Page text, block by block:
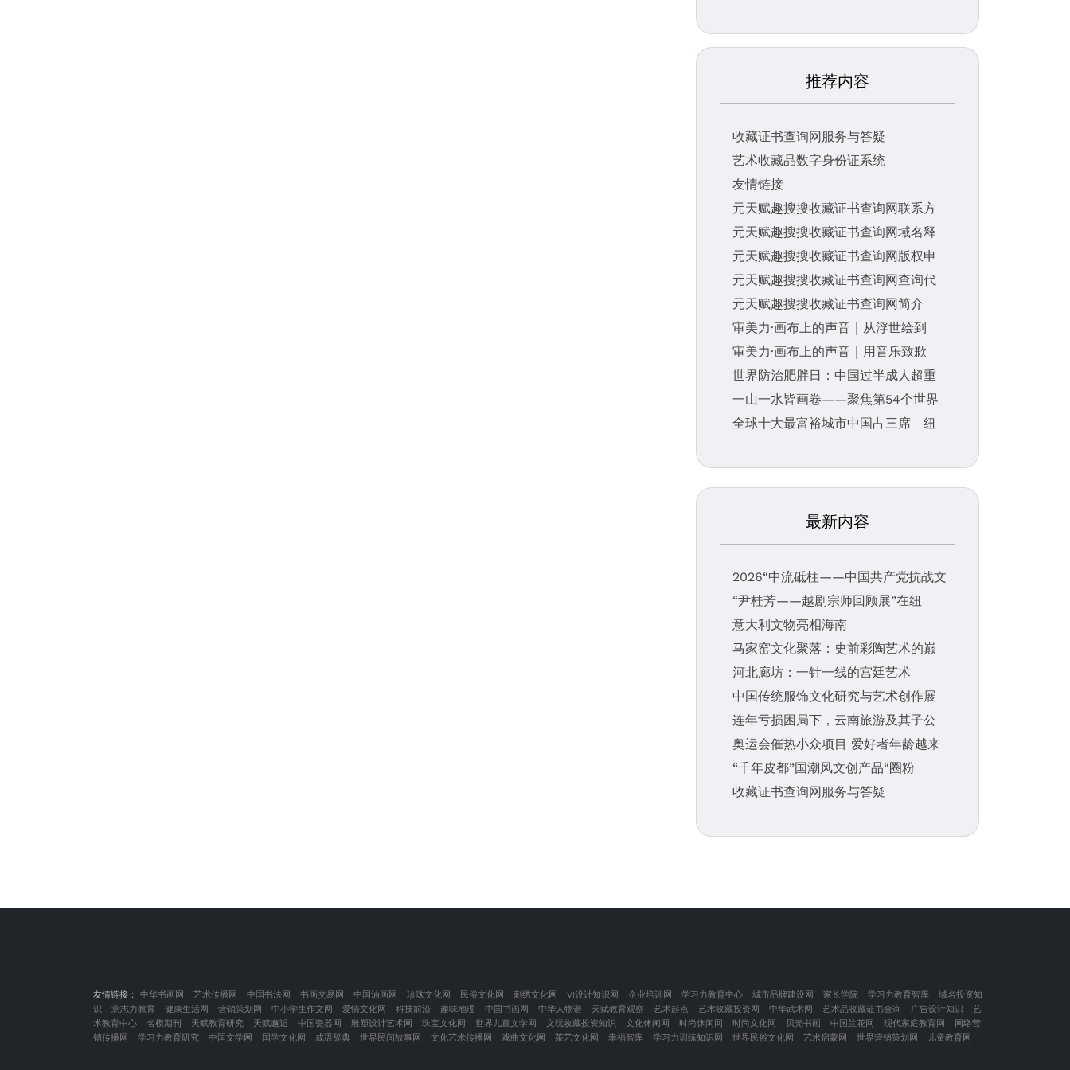
推荐内容
收藏证书查询网服务与答疑
艺术收藏品数字身份证系统
友情链接
元天赋趣搜搜收藏证书查询网联系方
元天赋趣搜搜收藏证书查询网域名释
元天赋趣搜搜收藏证书查询网版权申
元天赋趣搜搜收藏证书查询网查询代
元天赋趣搜搜收藏证书查询网简介
审美力·画布上的声音｜从浮世绘到
审美力·画布上的声音｜用音乐致歉
世界防治肥胖日：中国过半成人超重
一山一水皆画卷——聚焦第54个世界
全球十大最富裕城市中国占三席 纽
最新内容
2026“中流砥柱——中国共产党抗战文
“尹桂芳——越剧宗师回顾展”在纽
意大利文物亮相海南
马家窑文化聚落：史前彩陶艺术的巅
河北廊坊：一针一线的宫廷艺术
中国传统服饰文化研究与艺术创作展
连年亏损困局下，云南旅游及其子公
奥运会催热小众项目 爱好者年龄越来
“千年皮都”国潮风文创产品“圈粉
收藏证书查询网服务与答疑
友情链接： 中华书画网 艺术传播网 中国书法网 书画交易网 中国油画网 珍珠文化网 民俗文化网 刺绣文化网 VI设计知识网 企业培训网 学习力教育中心 城市品牌建设网 家长学院 学习力教育智库
域名投资知
识
意志力教育 健康生活网 营销策划网 中小学生作文网 爱情文化网 科技前沿 趣味地理 中国书画网 中华人物谱 天赋教育观察 艺术起点 艺术收藏投资网 中华武术网 艺术品收藏证书查询 广告设计知识
艺
术教育中心
名模期刊 天赋教育研究 天赋邂逅 中国瓷器网 雕塑设计艺术网 珠宝文化网 世界儿童文学网 文玩收藏投资知识 文化休闲网 时尚休闲网 时尚文化网 贝壳书画 中国兰花网 现代家庭教育网
网络营
销传播网
学习力教育研究 中国文学网 国学文化网 成语辞典 世界民间故事网 文化艺术传播网 戏曲文化网 茶艺文化网 幸福智库 学习力训练知识网 世界民俗文化网 艺术启蒙网 世界营销策划网 儿童教育网